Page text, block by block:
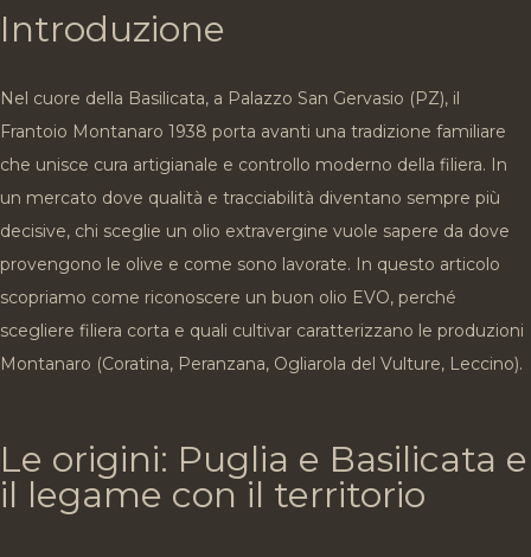
Introduzione
Nel cuore della Basilicata, a Palazzo San Gervasio (PZ), il
Frantoio Montanaro 1938 porta avanti una tradizione familiare
che unisce cura artigianale e controllo moderno della filiera. In
un mercato dove qualità e tracciabilità diventano sempre più
decisive, chi sceglie un olio extravergine vuole sapere da dove
provengono le olive e come sono lavorate. In questo articolo
scopriamo come riconoscere un buon olio EVO, perché
scegliere filiera corta e quali cultivar caratterizzano le produzioni
Montanaro (Coratina, Peranzana, Ogliarola del Vulture, Leccino).
Le origini: Puglia e Basilicata e
il legame con il territorio